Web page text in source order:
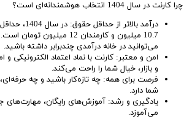
چرا کارنت در سال 1404 انتخاب هوشمندانه‌ای است؟
درآمد بالاتر از
10.7 میلیون و کارمندان 12 میلیون
می‌توانید در خانه درآمدی چندبرابر داشته باشید.
و بازار، خیال شما را راحت می‌کند.
فرصت برای همه: چه تازه‌کار باشید و چه
شما دارد.
یادگیری و رشد: آموزش‌های رایگان، مهارت‌های
می‌آموزد.